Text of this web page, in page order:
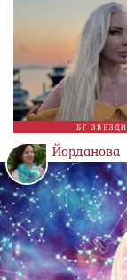
БГ ЗВЕЗДИ
Йорданова